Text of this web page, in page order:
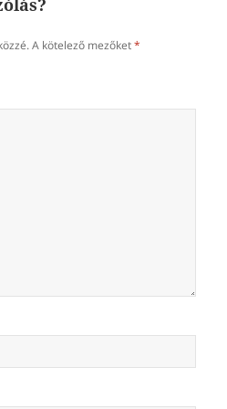
A kötelező mezőket*